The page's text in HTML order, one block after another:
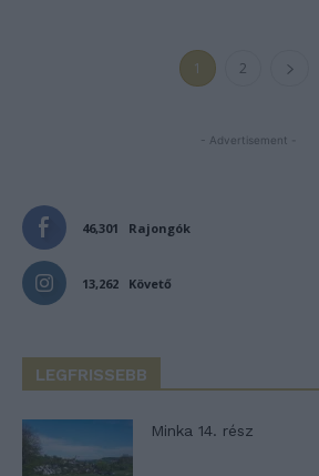
1 2
- Advertisement -
46,301 Rajongók
13,262 Követő
LEGFRISSEBB
Minka 14. rész